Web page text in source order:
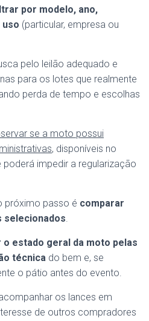
por modelo, ano,
(particular, empresa ou
pelo leilão adequado e
para os lotes que realmente
perda de tempo e escolhas
se a moto possui
, disponíveis no
impedir a regularização
próximo passo é comparar
selecionados.
o estado geral da moto pelas
técnica do bem e, se
o pátio antes do evento.
os lances em
de outros compradores